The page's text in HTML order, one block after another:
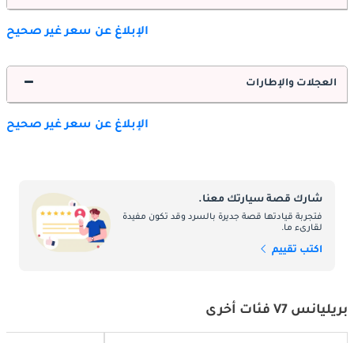
الإبلاغ عن سعر غير صحيح
العجلات والإطارات
الإبلاغ عن سعر غير صحيح
شارك قصة سيارتك معنا.
فتجربة قيادتها قصة جديرة بالسرد وقد تكون مفيدة
لقارىء ما.
اكتب تقييم
بريليانس V7 فئات أخرى